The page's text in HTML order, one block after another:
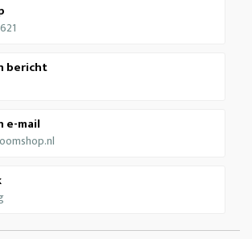
bericht
e-mail